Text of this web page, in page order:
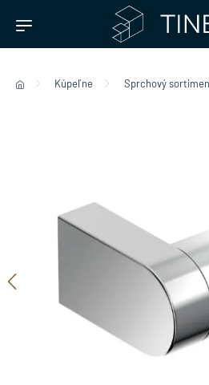
Kúpeľne Sprchový